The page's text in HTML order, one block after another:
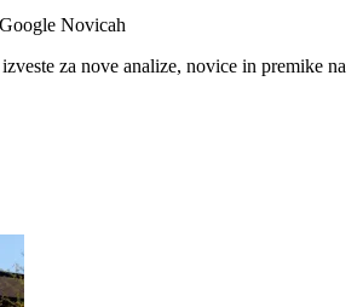
Novicah
za nove analize, novice in premike na